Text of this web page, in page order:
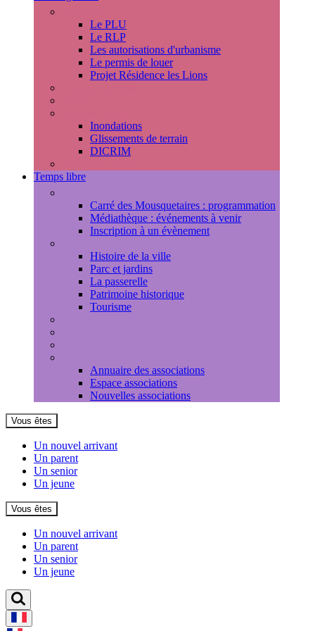
Le PLU
Le RLP
Les autorisations d'urbanisme
Le permis de louer
Projet Résidence les Lions
Inondations
Glissements de terrain
DICRIM
Temps libre
Carré des Mousquetaires : programmation
Médiathèque : événements à venir
Inscription à un évènement
Histoire de la ville
Parc et jardins
La passerelle
Patrimoine historique
Tourisme
Annuaire des associations
Espace associations
Nouvelles associations
Vous êtes
Un nouvel arrivant
Un parent
Un senior
Un jeune
Vous êtes
Un nouvel arrivant
Un parent
Un senior
Un jeune